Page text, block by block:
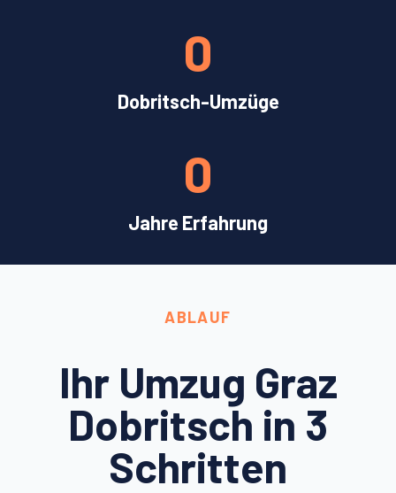
Dobritsch-Umzüge
0
Jahre Erfahrung
0
ABLAUF
Ihr Umzug Graz
Dobritsch in 3
Schritten